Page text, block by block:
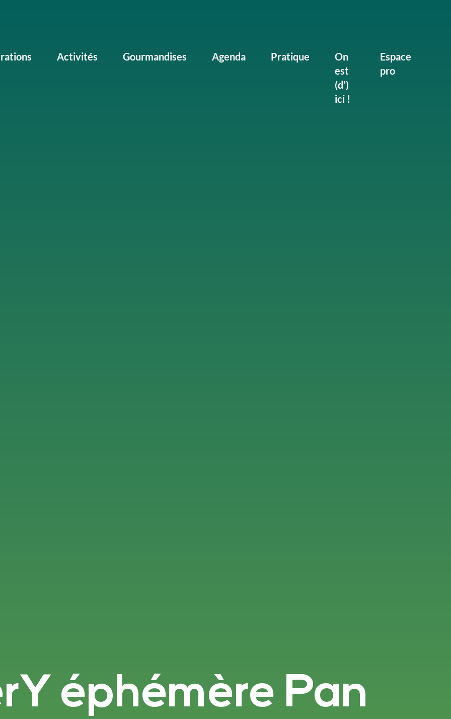
Activités Gourmandises Agenda Pratique
On
est
(d’)
ici !
Espace
pro
éphémère Pan